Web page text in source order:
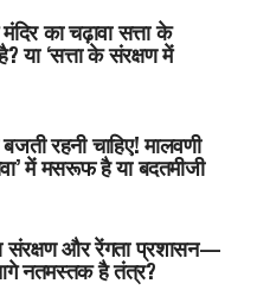
का चढ़ावा सत्ता के
या ‘सत्ता के संरक्षण में
रहनी चाहिए! मालवणी
में मसरूफ है या बदतमीजी
संरक्षण और रेंगता प्रशासन—
नतमस्तक है तंत्र?